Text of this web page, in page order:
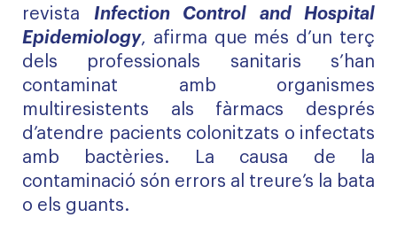
revista Infection Control and Hospital
Epidemiology, afirma que més d’un terç
dels professionals sanitaris s’han
contaminat amb organismes
multiresistents als fàrmacs després
d’atendre pacients colonitzats o infectats
amb bactèries. La causa de la
contaminació són errors al treure’s la bata
o els guants.